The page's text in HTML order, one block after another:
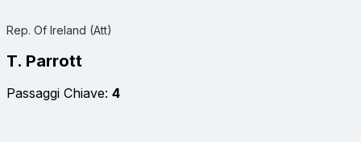
Rep. Of Ireland (Att)
T. Parrott
Passaggi Chiave: 4